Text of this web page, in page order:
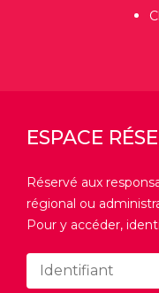
ESPACE
Réservé aux
régional ou
Pour y accéder,